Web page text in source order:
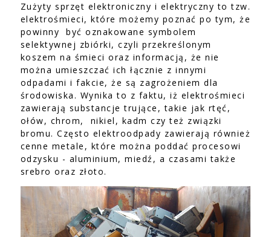
Zużyty sprzęt elektroniczny i elektryczny to tzw.
elektrośmieci, które możemy poznać po tym, że
powinny być oznakowane symbolem
selektywnej zbiórki, czyli przekreślonym
koszem na śmieci oraz informacją, że nie
można umieszczać ich łącznie z innymi
odpadami i fakcie, że są zagrożeniem dla
środowiska. Wynika to z faktu, iż elektrośmieci
zawierają substancje trujące, takie jak rtęć,
ołów, chrom, nikiel, kadm czy też związki
bromu. Często elektroodpady zawierają również
cenne metale, które można poddać procesowi
odzysku - aluminium, miedź, a czasami także
srebro oraz złoto.